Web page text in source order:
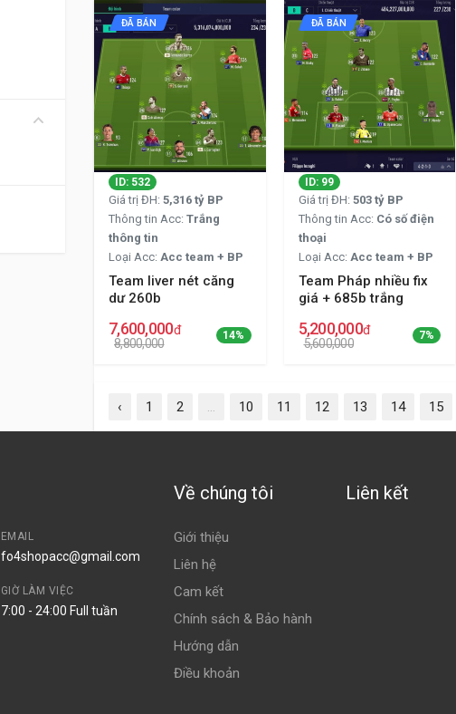
ID: 532
Giá trị ĐH: 5,316 tỷ BP
Thông tin Acc: Trắng
thông tin
Loại Acc: Acc team + BP
ĐÃ BÁN
Team liver nét căng
dư 260b
7,600,000đ
8,800,000
14%
ID: 99
Giá trị ĐH: 503 tỷ BP
Thông tin Acc: Có số điện
thoại
Loại Acc: Acc team + BP
ĐÃ BÁN
Team Pháp nhiều fix
giá + 685b trắng
5,200,000đ
5,600,000
7%
‹ 1 2 10 11 12 13 14 15
EMAIL
fo4shopacc@gmail.com
GIỜ LÀM VIỆC
7:00 - 24:00 Full tuần
Về chúng tôi
Giới thiệu
Liên hệ
Cam kết
Chính sách & Bảo hành
Hướng dẫn
Điều khoản
Liên kết